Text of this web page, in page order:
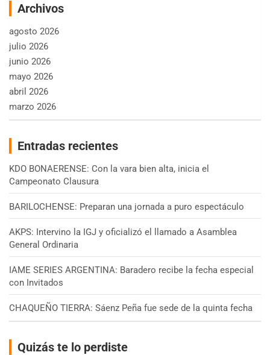
Archivos
agosto 2026
julio 2026
junio 2026
mayo 2026
abril 2026
marzo 2026
Entradas recientes
KDO BONAERENSE: Con la vara bien alta, inicia el
Campeonato Clausura
BARILOCHENSE: Preparan una jornada a puro espectáculo
AKPS: Intervino la IGJ y oficializó el llamado a Asamblea
General Ordinaria
IAME SERIES ARGENTINA: Baradero recibe la fecha especial
con Invitados
CHAQUEÑO TIERRA: Sáenz Peña fue sede de la quinta fecha
Quizás te lo perdiste